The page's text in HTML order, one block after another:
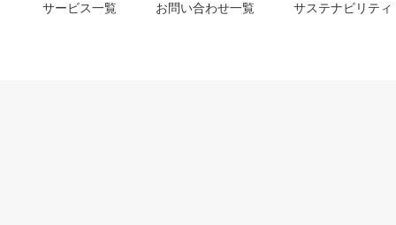
サービス一覧 お問い合わせ一覧 サステナビリティ